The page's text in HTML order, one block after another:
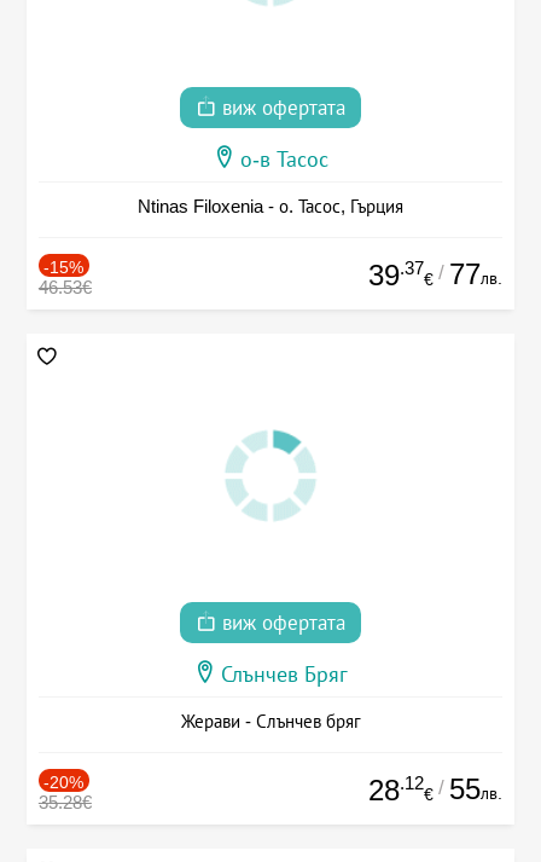
виж офертата
о-в Тасос
Ntinas Filoxenia - о. Тасос, Гърция
-15%
46.53€ 39.37
€ / 77лв.
виж офертата
Слънчев Бряг
Жерави - Слънчев бряг
-20%
35.28€ 28.12
€ / 55лв.